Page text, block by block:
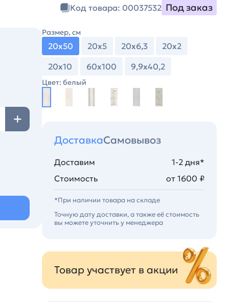
Код товара: 00037532 Под заказ
Размер, см
20х50 20х5 20х6,3
20х2
20х10
60х100 9,9х40,2
Цвет: белый
ДоставкаСамовывоз
Доставим
1-2 дня*
Стоимость
от 1600 ₽
*При наличии товара на складе
Точную дату доставки, а также её стоимость
вы можете уточнить у менеджера
Товар участвует в акции